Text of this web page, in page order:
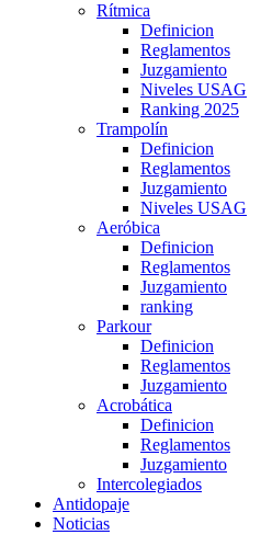
Rítmica
Definicion
Reglamentos
Juzgamiento
Niveles USAG
Ranking 2025
Trampolín
Definicion
Reglamentos
Juzgamiento
Niveles USAG
Aeróbica
Definicion
Reglamentos
Juzgamiento
ranking
Parkour
Definicion
Reglamentos
Juzgamiento
Acrobática
Definicion
Reglamentos
Juzgamiento
Intercolegiados
Antidopaje
Noticias